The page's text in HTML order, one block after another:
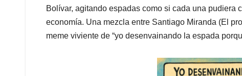
Bolívar, agitando espadas como si cada una pudiera
economía. Una mezcla entre Santiago Miranda (El
meme viviente de “yo desenvainando la espada